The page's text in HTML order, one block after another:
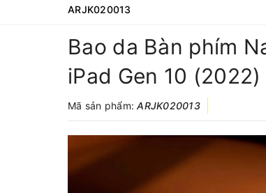
ARJK020013
Bao da Bàn phím
iPad Gen 10
Mã sản phẩm:ARJK020013